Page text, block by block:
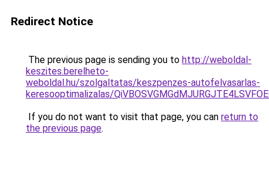
Redirect Notice
The previous page is sending you to http://weboldal-
keszites.berelheto-
weboldal.hu/szolgaltatas/keszpenzes-autofelvasarlas-
keresooptimalizalas/
If you do not want to visit that page, you can return to
the previous page.